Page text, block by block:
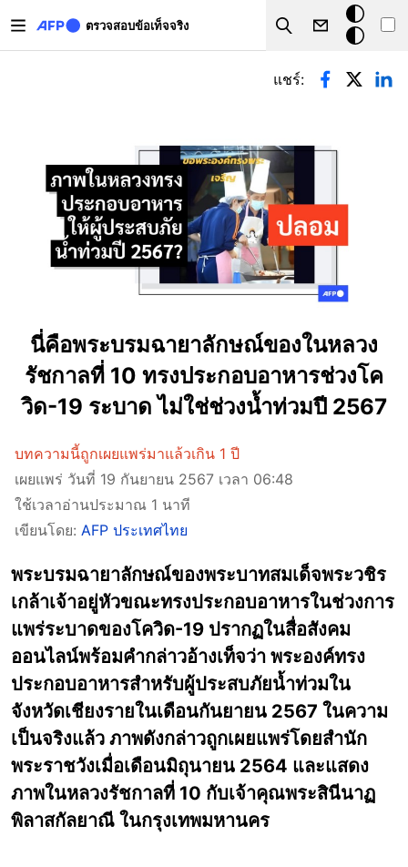
ตรวจสอบข้อเท็จจริง
Search
โหมด
มืด
Primary tabs
แชร์:
นี่คือพระบรมฉายาลักษณ์ของในหลวง
รัชกาลที่ 10 ทรงประกอบอาหารช่วงโค
วิด-19 ระบาด ไม่ใช่ช่วงน้ำท่วมปี 2567
บทความนี้ถูกเผยแพร่มาแล้วเกิน 1 ปี
เผยแพร่ วันที่ 19 กันยายน 2567 เวลา 06:48
ใช้เวลาอ่านประมาณ 1 นาที
เขียนโดย: AFP ประเทศไทย
พระบรมฉายาลักษณ์ของพระบาทสมเด็จพระวชิร
เกล้าเจ้าอยู่หัวขณะทรงประกอบอาหารในช่วงการ
แพร่ระบาดของโควิด-19 ปรากฏในสื่อสังคม
ออนไลน์พร้อมคำกล่าวอ้างเท็จว่า พระองค์ทรง
ประกอบอาหารสำหรับผู้ประสบภัยน้ำท่วมใน
จังหวัดเชียงรายในเดือนกันยายน 2567 ในความ
เป็นจริงแล้ว ภาพดังกล่าวถูกเผยแพร่โดยสำนัก
พระราชวังเมื่อเดือนมิถุนายน 2564 และแสดง
ภาพในหลวงรัชกาลที่ 10 กับเจ้าคุณพระสินีนาฏ
พิลาสกัลยาณี ในกรุงเทพมหานคร